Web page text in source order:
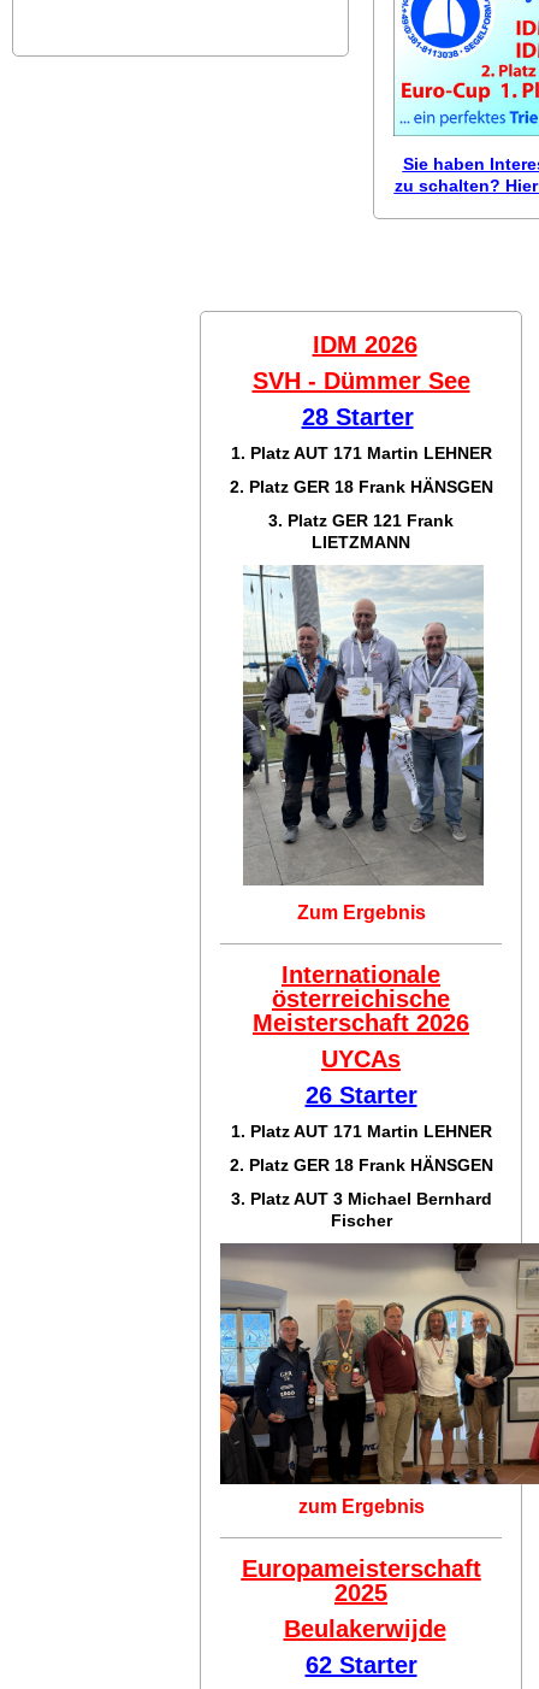
Sie haben
zu schalten?
IDM 2026
SVH - Dümmer See
28 Starter
1. Platz AUT 171 Martin LEHNER
2. Platz GER 18 Frank HÄNSGEN
3. Platz GER 121 Frank
LIETZMANN
Zum Ergebnis
Internationale
österreichische
Meisterschaft 2026
UYCAs
26 Starter
1. Platz AUT 171 Martin LEHNER
2. Platz GER 18 Frank HÄNSGEN
3. Platz AUT 3 Michael Bernhard
Fischer
zum Ergebnis
Europameisterschaft
2025
Beulakerwijde
62 Starter